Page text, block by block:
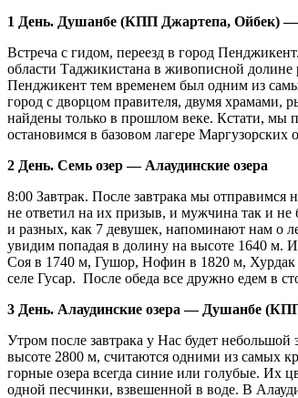
1 День. Душанбе (КПП Джартепа, Ойбек) —
Встреча с гидом, переезд в город
области Таджикистана в живописной долине
Пенджикент тем временем был одним из
город с дворцом правителя, двумя храмами,
найдены только в прошлом веке. Кстати, мы
остановимся в базовом лагере Маргузорских
2 День. Семь озер — Алаудинские озера
8:00 Завтрак. После завтрака мы отправимся
не ответил на их призыв, и мужчина так и
и разных, как 7 девушек, напоминают нам о
увидим попадая в долину на высоте 1640 м.
Соя в 1740 м, Гушор, Нофин в 1820 м, Хурдак
селе Гусар. После обеда все дружно едем в
3 День. Алаудинские озера — Душанбе
Утром после завтрака у Нас будет
высоте 2800 м, считаются одними из самых
горные озера всегда синие или голубые. Их
одной песчинки, взвешенной в воде. В